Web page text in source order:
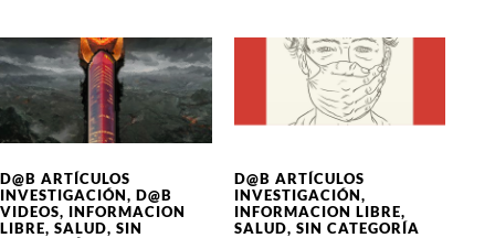
D@B ARTÍCULOS
INVESTIGACIÓN, D@B
VIDEOS, INFORMACION
LIBRE, SALUD, SIN
D@B ARTÍCULOS
INVESTIGACIÓN,
INFORMACION LIBRE,
SALUD, SIN CATEGORÍA